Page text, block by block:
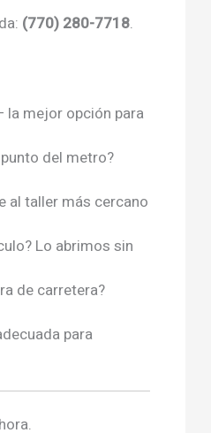
(770) 280-7718.
la mejor opción para
del metro?
al taller más cercano
Lo abrimos sin
de carretera?
para